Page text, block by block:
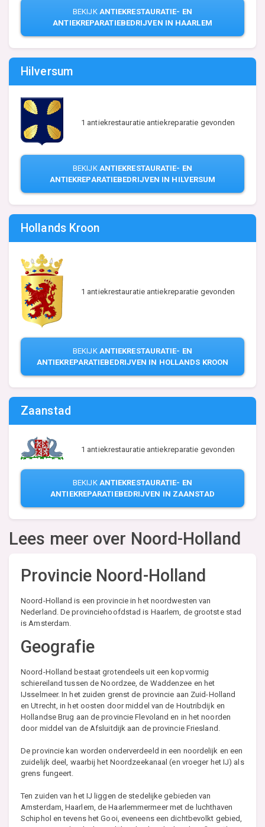
BEKIJK ANTIEKRESTAURATIE- EN
ANTIEKREPARATIEBEDRIJVEN IN HAARLEM
Hilversum
1 antiekrestauratie antiekreparatie gevonden
BEKIJK ANTIEKRESTAURATIE- EN
ANTIEKREPARATIEBEDRIJVEN IN HILVERSUM
Hollands Kroon
1 antiekrestauratie antiekreparatie gevonden
BEKIJK ANTIEKRESTAURATIE- EN
ANTIEKREPARATIEBEDRIJVEN IN HOLLANDS KROON
Zaanstad
1 antiekrestauratie antiekreparatie gevonden
BEKIJK ANTIEKRESTAURATIE- EN
ANTIEKREPARATIEBEDRIJVEN IN ZAANSTAD
Lees meer over Noord-Holland
Provincie Noord-Holland
Noord-Holland is een provincie in het noordwesten van
Nederland. De provinciehoofdstad is Haarlem, de grootste stad
is Amsterdam.
Geografie
Noord-Holland bestaat grotendeels uit een kopvormig
schiereiland tussen de Noordzee, de Waddenzee en het
IJsselmeer. In het zuiden grenst de provincie aan Zuid-Holland
en Utrecht, in het oosten door middel van de Houtribdijk en
Hollandse Brug aan de provincie Flevoland en in het noorden
door middel van de Afsluitdijk aan de provincie Friesland.
De provincie kan worden onderverdeeld in een noordelijk en een
zuidelijk deel, waarbij het Noordzeekanaal (en vroeger het IJ) als
grens fungeert.
Ten zuiden van het IJ liggen de stedelijke gebieden van
Amsterdam, Haarlem, de Haarlemmermeer met de luchthaven
Schiphol en tevens het Gooi, eveneens een dichtbevolkt gebied,